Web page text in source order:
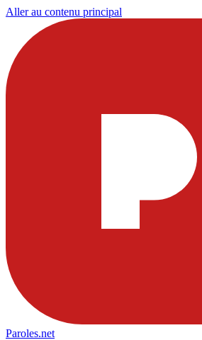
Aller au contenu principal
Paroles.net